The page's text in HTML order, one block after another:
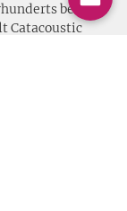
beitrug.
Catacoustic